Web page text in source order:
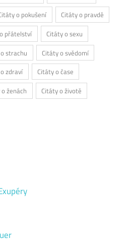
o pokušení
Citáty o pravdě
přátelství
Citáty o sexu
strachu
Citáty o svědomí
zdraví
Citáty o čase
ženách Citáty o životě